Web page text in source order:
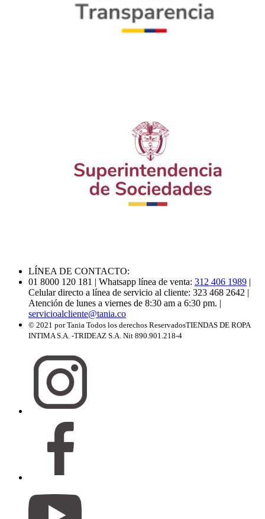
LÍNEA DE CONTACTO:
01 8000 120 181 | Whatsapp línea de venta: 312 406 1989 |
Celular directo a línea de servicio al cliente: 323 468 2642 |
Atención de lunes a viernes de 8:30 am a 6:30 pm. |
servicioalcliente@tania.co
© 2021 por Tania Todos los derechos ReservadosTIENDAS DE ROPA
INTIMA S.A. -TRIDEAZ S.A. Nit 890.901.218-4